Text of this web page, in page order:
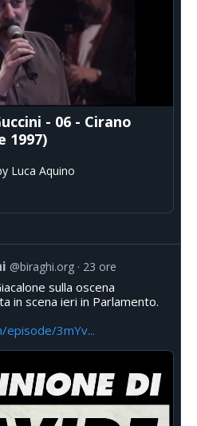
- 06 - Cirano
1997)
Luca Aquino
@biraghi.org 23 ore
sulla oscena
in scena ieri in Parlamento.
episode/3mYv...